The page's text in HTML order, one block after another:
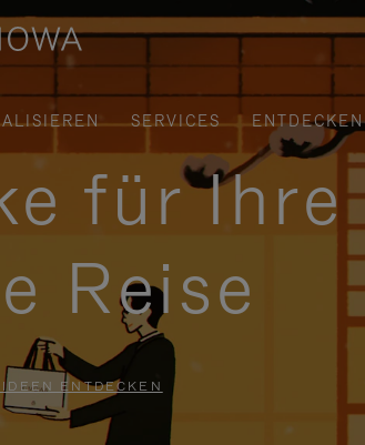
SERVICES ENTDECKEN
für Ihre
Reise
ENTDECKEN